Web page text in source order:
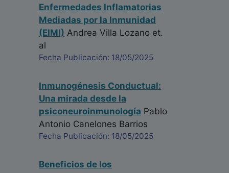
Enfermedades Inflamatorias
Mediadas por la Inmunidad
(EIMI) Andrea Villa Lozano et.
al
Fecha Publicación: 18/05/2025
Inmunogénesis Conductual:
Una mirada desde la
psiconeuroinmunología Pablo
Antonio Canelones Barrios
Fecha Publicación: 18/05/2025
Beneficios de los